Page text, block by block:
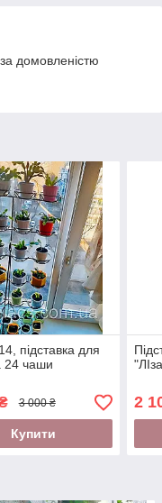
домовленістю
підставка для
24 чаши
3 000 ₴
Купити
2